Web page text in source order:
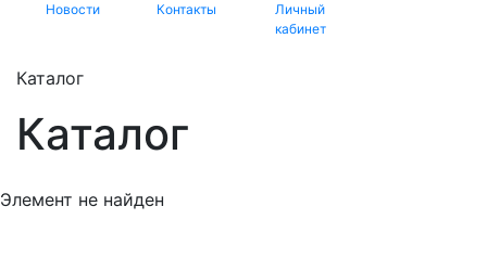
Новости Контакты
Личный
кабинет
Каталог
Каталог
Элемент не найден